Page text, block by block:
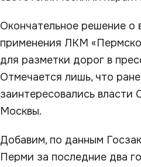
Окончательное решение о
применения ЛКМ
для разметки дорог в
Отмечается лишь, что
заинтересовались власти
Москвы.
Добавим, по данным
Перми за последние два